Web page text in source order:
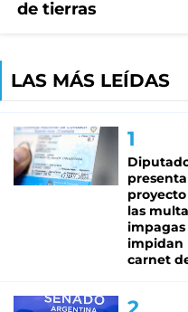
de tierras
LAS MÁS LEÍDAS
las
impagas
impidan
carnet